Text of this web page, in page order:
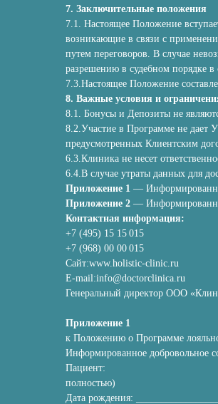
7. Заключительные положения
7.1. Настоящее Положение
возникающие в связи с
путем переговоров. В случае
разрешению в судебном порядке в
7.3.Настоящее Положение
8. Важные условия и
8.1. Бонусы и Депозиты не
8.2.Участие в Программе не дает
предусмотренных Клиентским
6.3.Клиника не несет
6.4.В случае утраты данных для
Приложение 1 —
Приложение 2 —
Контактная информация:
+7 (495) 15 15 015
+7 (968) 00 00 015
Сайт:www.holistic-clinic.ru
E-mail:info@doctorclinica.ru
Генеральный директор ООО
Приложение 1
к Положению о Программе
Информированное добровольное
Пациент:
полностью)
Дата рождения: _________________